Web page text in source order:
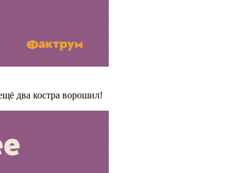
два костра ворошил!